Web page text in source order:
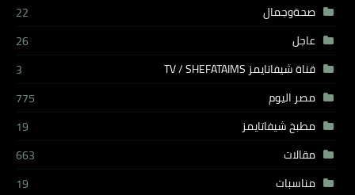
صحةوجمال
22
عاجل
26
قناة شيفاتايمز TV / SHEFATAIMS
3
مصر اليوم
775
مطبخ شيفاتايمز
19
مقالات
663
مناسبات
19